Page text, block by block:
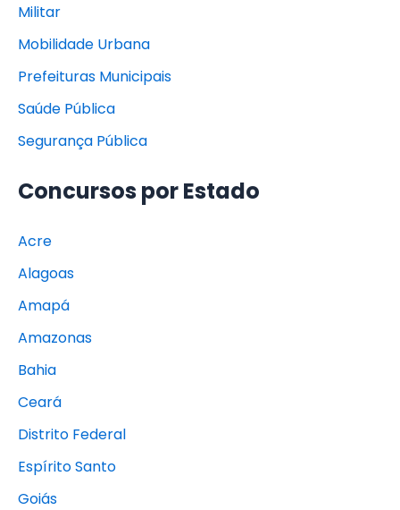
Militar
Mobilidade Urbana
Prefeituras Municipais
Saúde Pública
Segurança Pública
Concursos por Estado
Acre
Alagoas
Amapá
Amazonas
Bahia
Ceará
Distrito Federal
Espírito Santo
Goiás